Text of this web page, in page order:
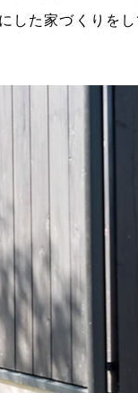
した家づくりをし